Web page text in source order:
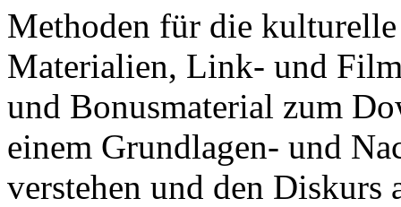
Methoden für die
Materialien, Link- und
und Bonusmaterial zum
einem Grundlagen- und
verstehen und den